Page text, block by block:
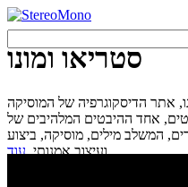
סטריאו ומונו
אתר הדיסקוגרפיה של המוסיקה
אחד ההיבטים המלהיבים של
המשלב מילים, מוסיקה, ביצוע
ועיצוב אמנותי.עוד...